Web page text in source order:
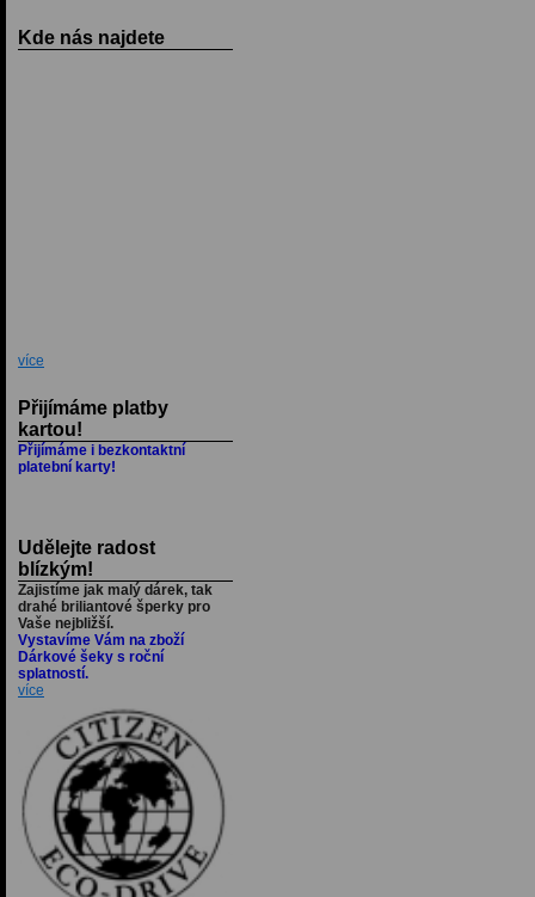
Kde nás najdete
více
Přijímáme platby
kartou!
Přijímáme i bezkontaktní
platební karty!
Udělejte radost
blízkým!
Zajistíme jak malý dárek, tak
drahé briliantové šperky pro
Vaše nejbližší.
Vystavíme Vám na zboží
Dárkové šeky s roční
splatností.
více